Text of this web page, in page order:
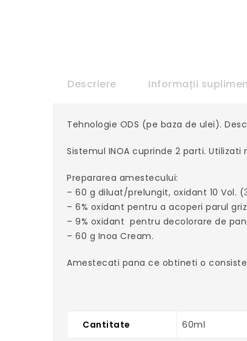
Descriere Informații
Tehnologie ODS (pe baza de ulei).
Sistemul INOA cuprinde 2 parti. Utilizati
Prepararea amestecului:
– 60 g diluat/prelungit, oxidant 10 Vol.
– 6% oxidant pentru a acoperi parul
– 9% oxidant pentru decolorare de
– 60 g Inoa Cream.
Amestecati pana ce obtineti o
Cantitate 60ml